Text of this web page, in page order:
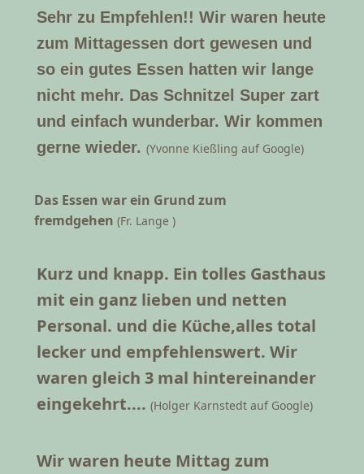
Sehr zu Empfehlen!! Wir waren heute
zum Mittagessen dort gewesen und
so ein gutes Essen hatten wir lange
nicht mehr. Das Schnitzel Super zart
und einfach wunderbar. Wir kommen
gerne wieder. (Yvonne Kießling auf Google)
Das Essen war ein Grund zum
fremdgehen (Fr. Lange )
Kurz und knapp. Ein tolles Gasthaus
mit ein ganz lieben und netten
Personal. und die Küche,alles total
lecker und empfehlenswert. Wir
waren gleich 3 mal hintereinander
eingekehrt.... (Holger Karnstedt auf Google)
Wir waren heute Mittag zum